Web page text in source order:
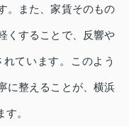
。また、家賃そのもの
くすることで、反響や
ています。このよう
に整えることが、横浜
。